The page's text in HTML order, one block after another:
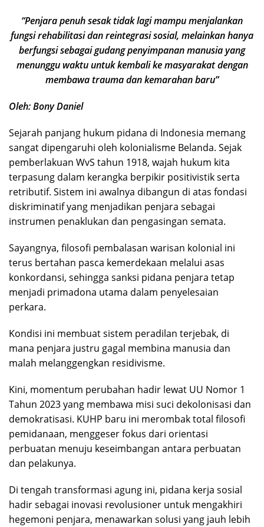
“Penjara penuh sesak tidak lagi mampu menjalankan
fungsi rehabilitasi dan reintegrasi sosial, melainkan hanya
berfungsi sebagai gudang penyimpanan manusia yang
menunggu waktu untuk kembali ke masyarakat dengan
membawa trauma dan kemarahan baru”
Oleh: Bony Daniel
Sejarah panjang hukum pidana di Indonesia memang
sangat dipengaruhi oleh kolonialisme Belanda. Sejak
pemberlakuan WvS tahun 1918, wajah hukum kita
terpasung dalam kerangka berpikir positivistik serta
retributif. Sistem ini awalnya dibangun di atas fondasi
diskriminatif yang menjadikan penjara sebagai
instrumen penaklukan dan pengasingan semata.
Sayangnya, filosofi pembalasan warisan kolonial ini
terus bertahan pasca kemerdekaan melalui asas
konkordansi, sehingga sanksi pidana penjara tetap
menjadi primadona utama dalam penyelesaian
perkara.
Kondisi ini membuat sistem peradilan terjebak, di
mana penjara justru gagal membina manusia dan
malah melanggengkan residivisme.
Kini, momentum perubahan hadir lewat UU Nomor 1
Tahun 2023 yang membawa misi suci dekolonisasi dan
demokratisasi. KUHP baru ini merombak total filosofi
pemidanaan, menggeser fokus dari orientasi
perbuatan menuju keseimbangan antara perbuatan
dan pelakunya.
Di tengah transformasi agung ini, pidana kerja sosial
hadir sebagai inovasi revolusioner untuk mengakhiri
hegemoni penjara, menawarkan solusi yang jauh lebih